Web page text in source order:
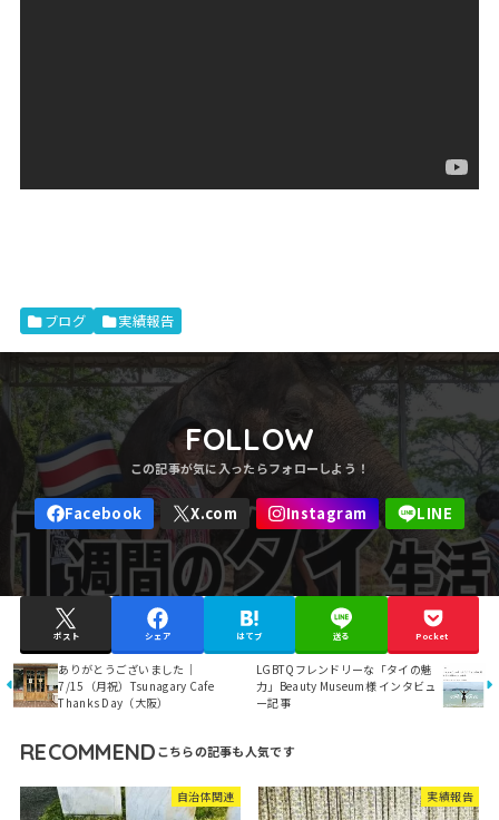
ブログ 実績報告
FOLLOW
ポスト シェア はてブ 送る Pocket
ありがとうございました｜
7/15（月祝）Tsunagary Cafe
Thanks Day（大阪）
LGBTQフレンドリーな「タイの魅
力」Beauty Museum様 インタビュ
ー記事
RECOMMEND
自治体関連 実績報告